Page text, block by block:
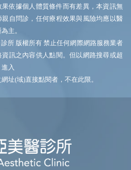
果依據個人體質條件而有差異，本資訊無
親自問診，任何療程效果與風險均應以醫
主。
所 版權所有 禁止任何網際網路服務業者
資訊之內容供人點閱。但以網路搜尋或超
入
址(域)直接點閱者，不在此限。